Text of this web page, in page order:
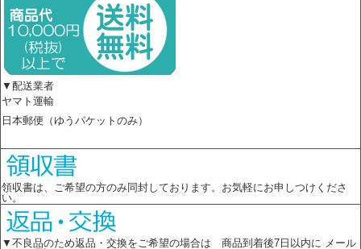
▼配送業者
ヤマト運輸
日本郵便（ゆうパケットのみ）
領収書は、ご希望の方のみ同封しております。お気軽にお申しつけくださ
い。
▼不良品のため返品・交換をご希望の場合は 商品到着後7日以内に メール